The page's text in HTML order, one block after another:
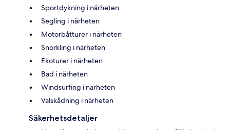
Sportdykning i närheten
Segling i närheten
Motorbåtturer i närheten
Snorkling i närheten
Ekoturer i närheten
Bad i närheten
Windsurfing i närheten
Valskådning i närheten
Säkerhetsdetaljer